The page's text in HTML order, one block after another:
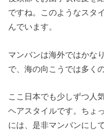
ですね。このようなスタ
んでいます。
マンバンは海外ではかな
で、海の向こうでは多く
ここ日本でも少しずつ人
ヘアスタイルです。ちょ
には、是非マンバンにし